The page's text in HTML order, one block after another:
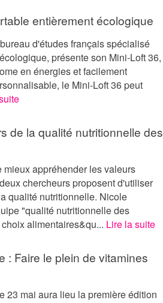
entièrement écologique
d'études français spécialisé
présente son Mini-Loft 36,
en énergies et facilement
le Mini-Loft 36 peut
de la qualité nutritionnelle des
appréhender les valeurs
chercheurs proposent d'utiliser
qualité nutritionnelle. Nicole
"qualité nutritionnelle des
alimentaires&qu... Lire la suite
: Faire le plein de vitamines
23 mai aura lieu la première édition